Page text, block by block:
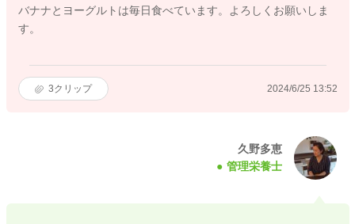
バナナとヨーグルトは毎日食べています。よろしくお願いしま
す。
3クリップ 2024/6/25 13:52
久野多恵
管理栄養士